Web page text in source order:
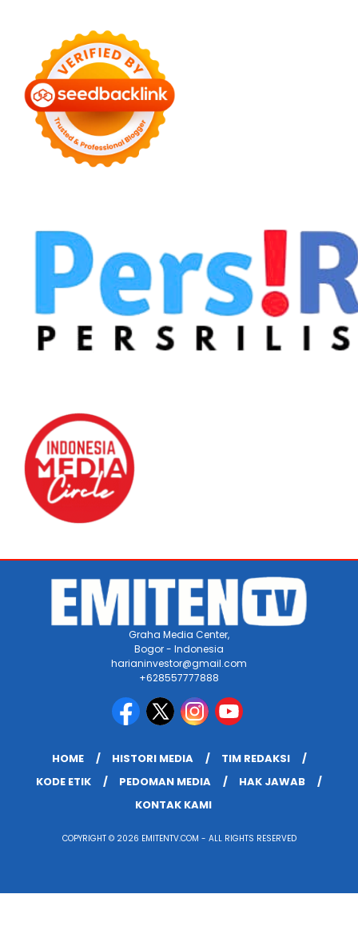
Graha Media Center,
Bogor - Indonesia
harianinvestor@gmail.com
+628557777888
HOME HISTORI MEDIA
TIM REDAKSI
KODE ETIK
PEDOMAN MEDIA
HAK JAWAB
KONTAK KAMI
COPYRIGHT © 2026 EMITENTV.COM - ALL RIGHTS RESERVED